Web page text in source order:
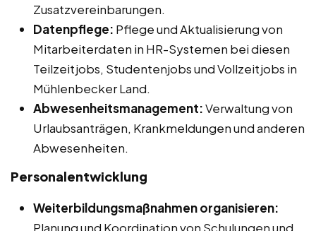
Zusatzvereinbarungen.
Datenpflege: Pflege und Aktualisierung von
Mitarbeiterdaten in HR-Systemen bei diesen
Teilzeitjobs, Studentenjobs und Vollzeitjobs in
Mühlenbecker Land.
Abwesenheitsmanagement:Verwaltung von
Urlaubsanträgen, Krankmeldungen und anderen
Abwesenheiten.
Personalentwicklung
Weiterbildungsmaßnahmen organisieren:
Planung und Koordination von Schulungen und